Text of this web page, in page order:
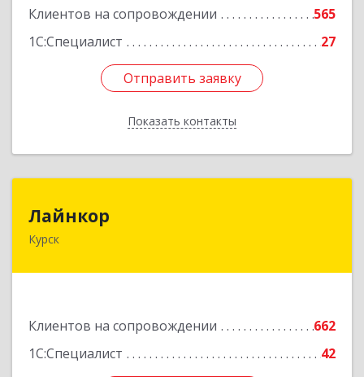
Клиентов на сопровождении
565
1С:Специалист
27
Отправить заявку
Показать контакты
Отправить заявку
Назад
Лайнкор
Курск
Клиентов на сопровождении
662
1С:Специалист
42
305021, Курская обл, Курск г, Победы пр-кт, дом